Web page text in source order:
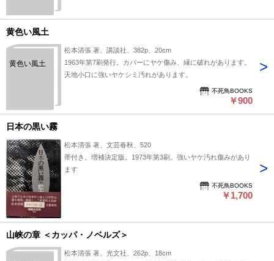
黄色い風土
黄色い風土
松本清張 著、講談社、382p、20cm
1963年第7刷発行。カバーにヤケ傷み、縁に破れがあります。
天地小口に強いヤケシミ汚れがあります。
不死鳥BOOKS
￥900
日本の黒い霧
松本清張 著、文芸春秋、520
帯付き。増補決定版。1973年第3刷。強いヤケ汚れ傷みがあり
ます
不死鳥BOOKS
￥1,700
山峡の章 ＜カッパ・ノベルズ＞
松本清張 著、光文社、262p、18cm